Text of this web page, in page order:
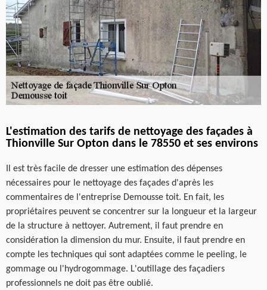
L'estimation des tarifs de nettoyage des façades à
Thionville Sur Opton dans le 78550 et ses environs
Il est très facile de dresser une estimation des dépenses
nécessaires pour le nettoyage des façades d'après les
commentaires de l'entreprise Demousse toit. En fait, les
propriétaires peuvent se concentrer sur la longueur et la largeur
de la structure à nettoyer. Autrement, il faut prendre en
considération la dimension du mur. Ensuite, il faut prendre en
compte les techniques qui sont adaptées comme le peeling, le
gommage ou l'hydrogommage. L'outillage des façadiers
professionnels ne doit pas être oublié.